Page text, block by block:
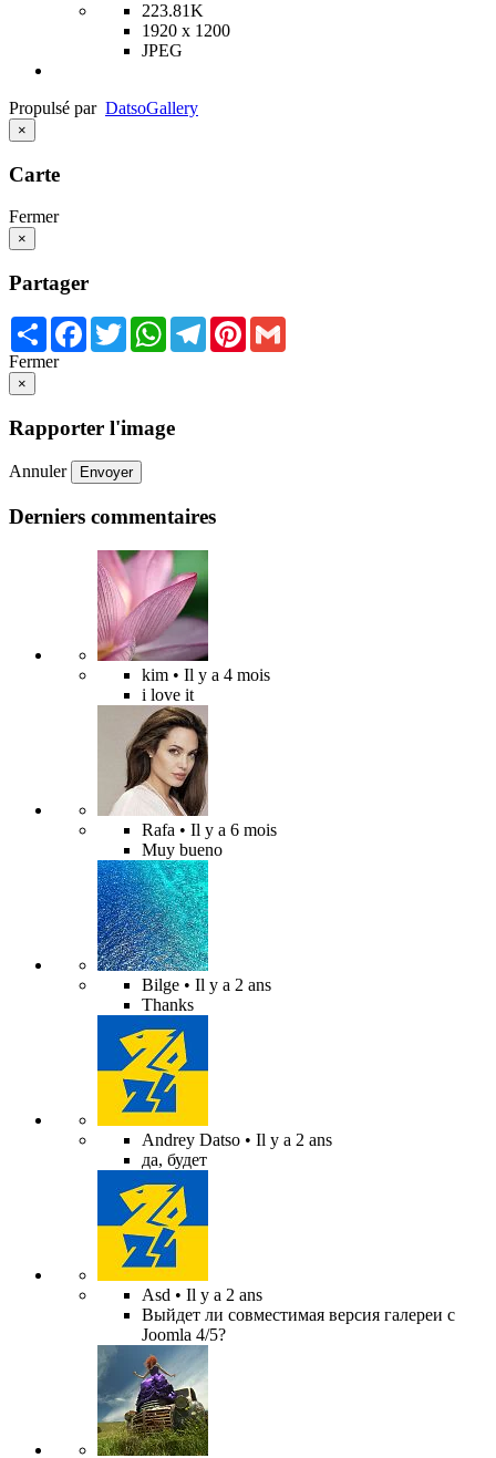
223.81K
1920 x 1200
JPEG
Propulsé par DatsoGallery
×
Carte
Fermer
×
Partager
Share Facebook
TwitterWhatsApp
TelegramPinterest
Fermer
×
Rapporter l'image
Annuler Envoyer
Derniers commentaires
kim • Il y a 4 mois
i love it
Rafa • Il y a 6 mois
Muy bueno
Bilge • Il y a 2 ans
Thanks
Andrey Datso • Il y a 2 ans
да, будет
Asd • Il y a 2 ans
Выйдет ли совместимая версия галереи с
Joomla 4/5?